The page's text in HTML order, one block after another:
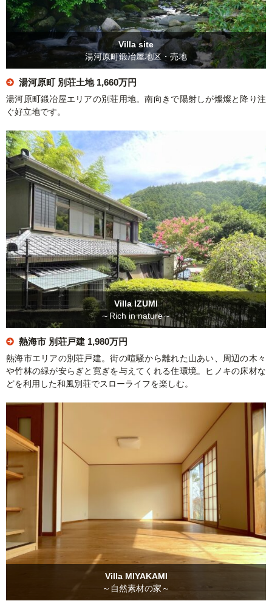
Villa site
湯河原町鍛冶屋地区・売地
湯河原町 別荘土地 1,660万円
湯河原町鍛冶屋エリアの別荘用地。南向きで陽射しが燦燦と降り注
ぐ好立地です。
Villa IZUMI
～Rich in nature～
熱海市 別荘戸建 1,980万円
熱海市エリアの別荘戸建。街の喧騒から離れた山あい、周辺の木々
や竹林の緑が安らぎと寛ぎを与えてくれる住環境。ヒノキの床材な
どを利用した和風別荘でスローライフを楽しむ。
Villa MIYAKAMI
～自然素材の家～